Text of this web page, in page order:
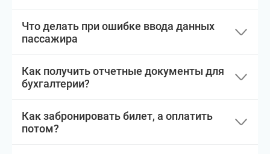
Что делать при ошибке ввода данных
пассажира
Как получить отчетные документы для
бухгалтерии?
Как забронировать билет, а оплатить
потом?